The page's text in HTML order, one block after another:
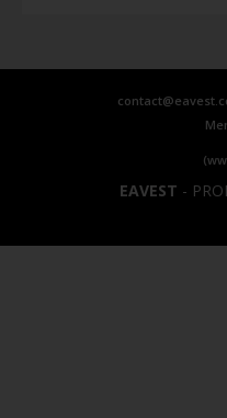
EAVEST -